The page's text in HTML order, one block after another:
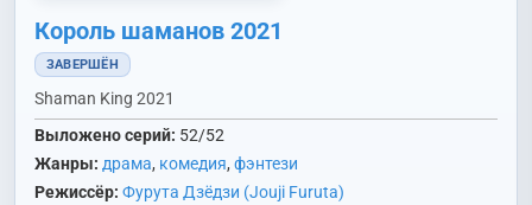
Король шаманов 2021
ЗАВЕРШЁН
Shaman King 2021
Выложено серий: 52/52
Жанры: драма, комедия,фэнтези
Режиссёр: Фурута Дзёдзи (Jouji Furuta)